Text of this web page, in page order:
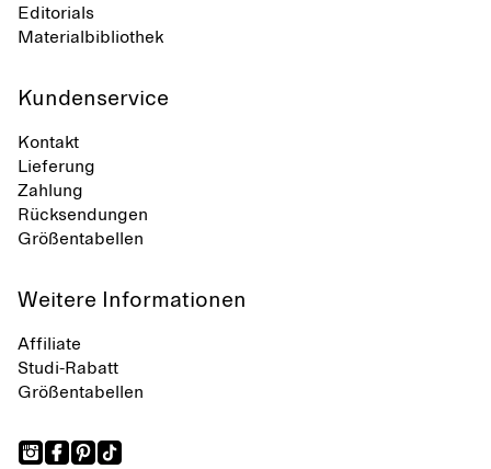
Editorials
Materialbibliothek
Kundenservice
Kontakt
Lieferung
Zahlung
Rücksendungen
Größentabellen
Weitere Informationen
Affiliate
Studi-Rabatt
Größentabellen